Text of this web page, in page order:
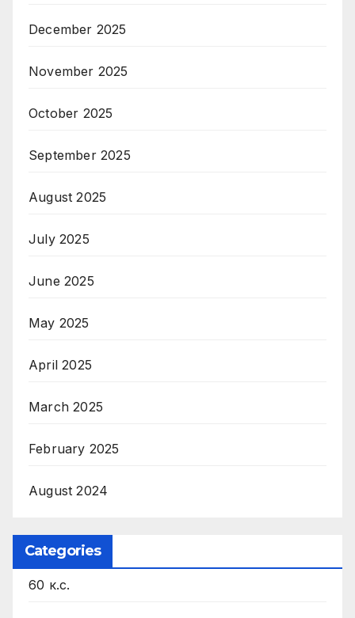
December 2025
November 2025
October 2025
September 2025
August 2025
July 2025
June 2025
May 2025
April 2025
March 2025
February 2025
August 2024
Categories
60 к.с.